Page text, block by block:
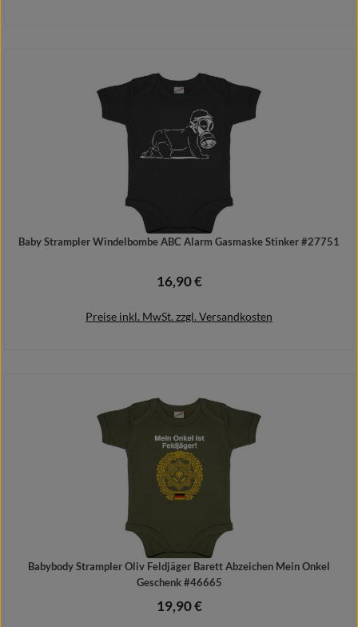
Details
Baby Strampler Windelbombe ABC Alarm Gasmaske Stinker #27751
Regulärer Preis:
16,90 €
Preise inkl. MwSt. zzgl. Versandkosten
Details
Babybody Strampler Oliv Feldjäger Barett Abzeichen Mein Onkel
Geschenk #46665
Regulärer Preis:
19,90 €